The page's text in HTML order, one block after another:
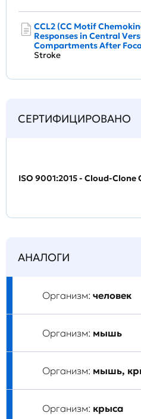
CCL2 (CC Motif
Responses in Central
Compartments After
Stroke
СЕРТИФИЦИРОВАНО
ISO 9001:2015 - Cloud-Clone
АНАЛОГИ
Организм: человек
Организм: мышь
Организм: мышь,
Организм: крыса